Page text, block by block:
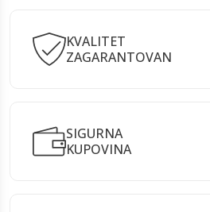
KVALITET
ZAGARANTOVAN
SIGURNA
KUPOVINA